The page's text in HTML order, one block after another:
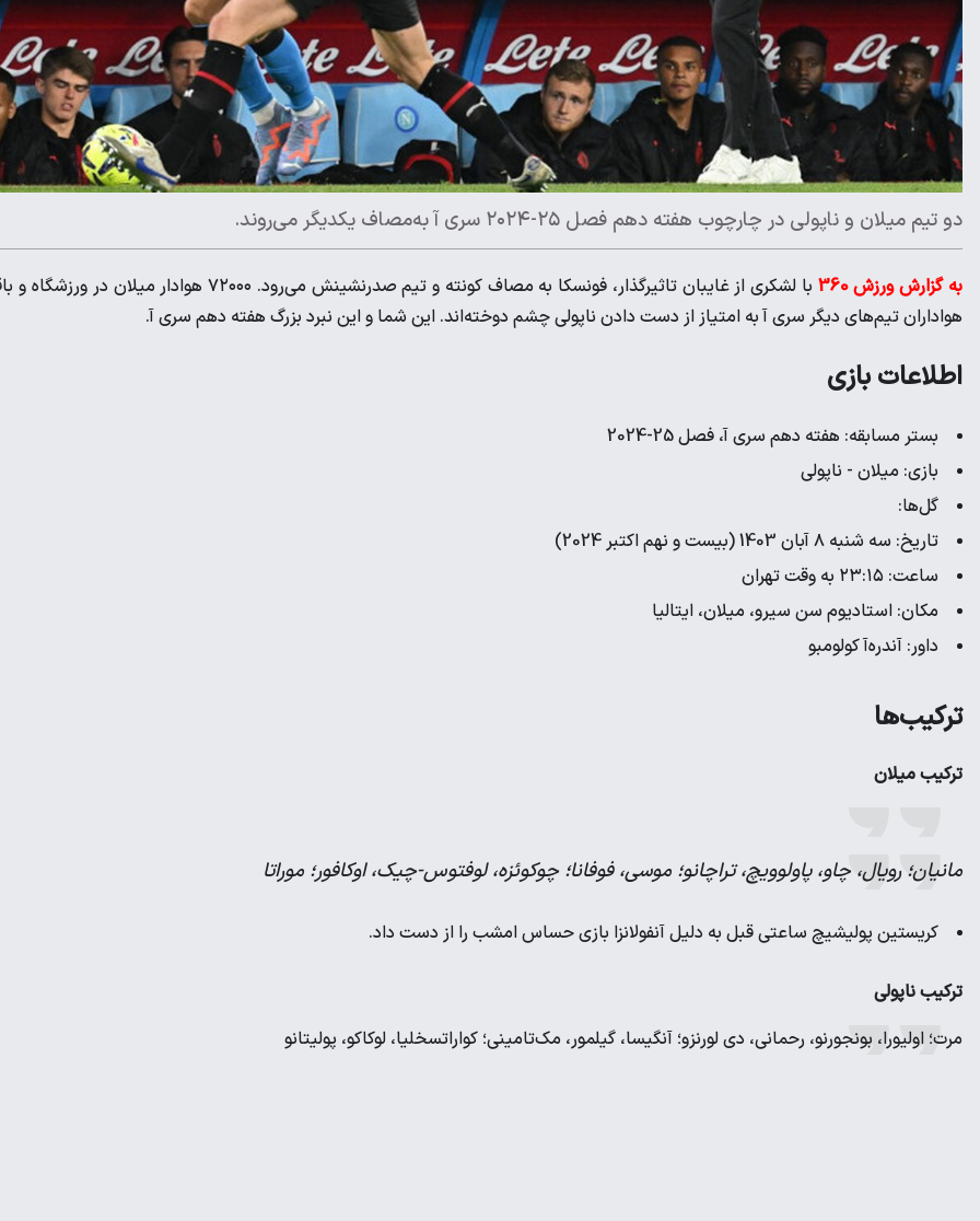
دو تیم میلان و ناپولی در چارچوب هفته دهم فصل ۲۵-۲۰۲۴ سری آ به‌مصاف یکدیگر می‌روند‌.
به گزارش ورزش 360
با لشکری از غایبان تاثیرگذار، فونسکا به مصاف کونته و تیم صدرنشینش می‌رود. ۷۲۰۰۰ هوادار میلان در
هواداران تیم‌های دیگر سری آ به امتیاز از دست دادن ناپولی چشم دوخته‌اند. این شما و این نبرد بزرگ هفته دهم سری آ.
اطلاعات بازی
بستر مسابقه: هفته دهم سری آ، فصل 25-2024
بازی: میلان - ناپولی
گل‌ها:
تاریخ: سه شنبه ۸ آبان 1403 (بیست و نهم اکتبر 2024)
ساعت: ۲۳:۱۵ به وقت تهران
مکان: استادیوم سن سیرو، میلان، ایتالیا
داور: آندره‌آ کولومبو
ترکیب‌ها
ترکیب میلان
مانیان؛ رویال، چاو، پاولوویچ، تراچانو؛ موسی، فوفانا؛ چوکوئزه، لوفتوس-چیک، اوکافور؛ موراتا
کریستین پولیشیچ ساعتی قبل به دلیل آنفولانزا بازی حساس امشب را از دست داد.
ترکیب ناپولی
مرت؛ اولیورا، بونجورنو، رحمانی، دی لورنزو؛ آنگیسا، گیلمور، مک‌تامینی؛ کواراتسخلیا، لوکاکو، پولیتانو